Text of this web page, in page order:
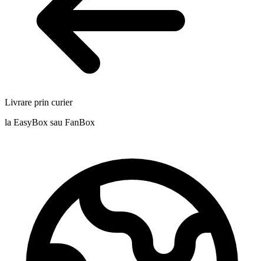
Livrare prin curier
la EasyBox sau FanBox